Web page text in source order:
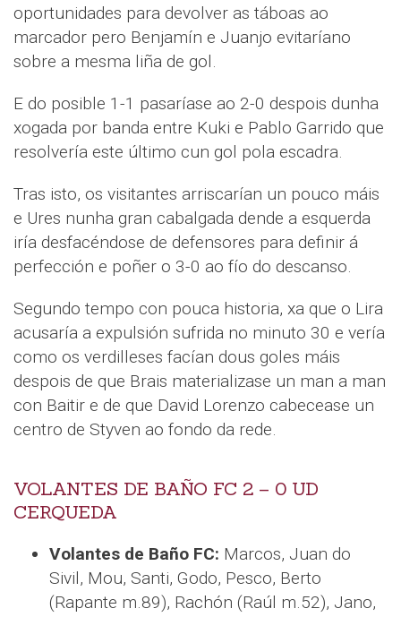
oportunidades para devolver as táboas ao
marcador pero Benjamín e Juanjo evitaríano
sobre a mesma liña de gol.
E do posible 1-1 pasaríase ao 2-0 despois dunha
xogada por banda entre Kuki e Pablo Garrido que
resolvería este último cun gol pola escadra.
Tras isto, os visitantes arriscarían un pouco máis
e Ures nunha gran cabalgada dende a esquerda
iría desfacéndose de defensores para definir á
perfección e poñer o 3-0 ao fío do descanso.
Segundo tempo con pouca historia, xa que o Lira
acusaría a expulsión sufrida no minuto 30 e vería
como os verdilleses facían dous goles máis
despois de que Brais materializase un man a man
con Baitir e de que David Lorenzo cabecease un
centro de Styven ao fondo da rede.
VOLANTES DE BAÑO FC 2 – 0 UD
CERQUEDA
Volantes de Baño FC: Marcos, Juan do
Sivil, Mou, Santi, Godo, Pesco, Berto
(Rapante m.89), Rachón (Raúl m.52), Jano,